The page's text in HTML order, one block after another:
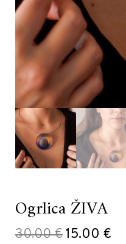
Ogrlica ŽIVA
30.00€Izvorna
15.00 €